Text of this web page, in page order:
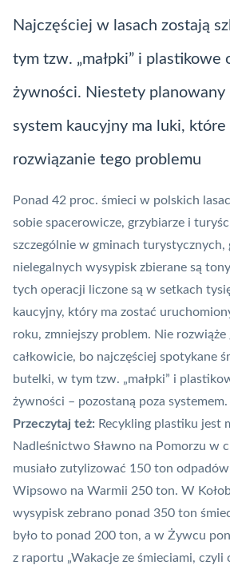
Najczęściej w lasach zostają
tym tzw. „małpki” i plastikowe
żywności. Niestety
system kaucyjny ma luki,
rozwiązanie tego problemu
Ponad 42 proc. śmieci w polskich
sobie spacerowicze, grzybiarze i
szczególnie w gminach turystycznych,
nielegalnych wysypisk zbierane są
tych operacji liczone są w setkach
kaucyjny, który ma zostać
roku, zmniejszy problem. Nie rozwiąże
całkowicie, bo najczęściej spotykane
butelki, w tym tzw. „małpki” i
żywności – pozostaną poza systemem.
Przeczytaj też: Recykling plastiku jest
Nadleśnictwo Sławno na Pomorzu w
musiało zutylizować 150 ton
Wipsowo na Warmii 250 ton. W
wysypisk zebrano ponad 350 ton
było to ponad 200 ton, a w Żywcu
z raportu „Wakacje ze śmieciami, czyli